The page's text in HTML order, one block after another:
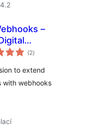
–
(2celkové
hodnocení
)
to extend
with webhooks